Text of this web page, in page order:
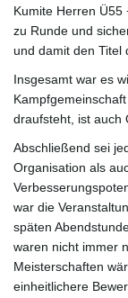
Kumite Herren
zu Runde und
und damit den Titel
Insgesamt war es
draufsteht, ist auch
Abschließend sei
Organisation als
war die
späten
waren nicht immer
Meisterschaften
einheitlichere